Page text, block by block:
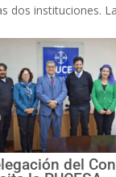
dos instituciones. La
del